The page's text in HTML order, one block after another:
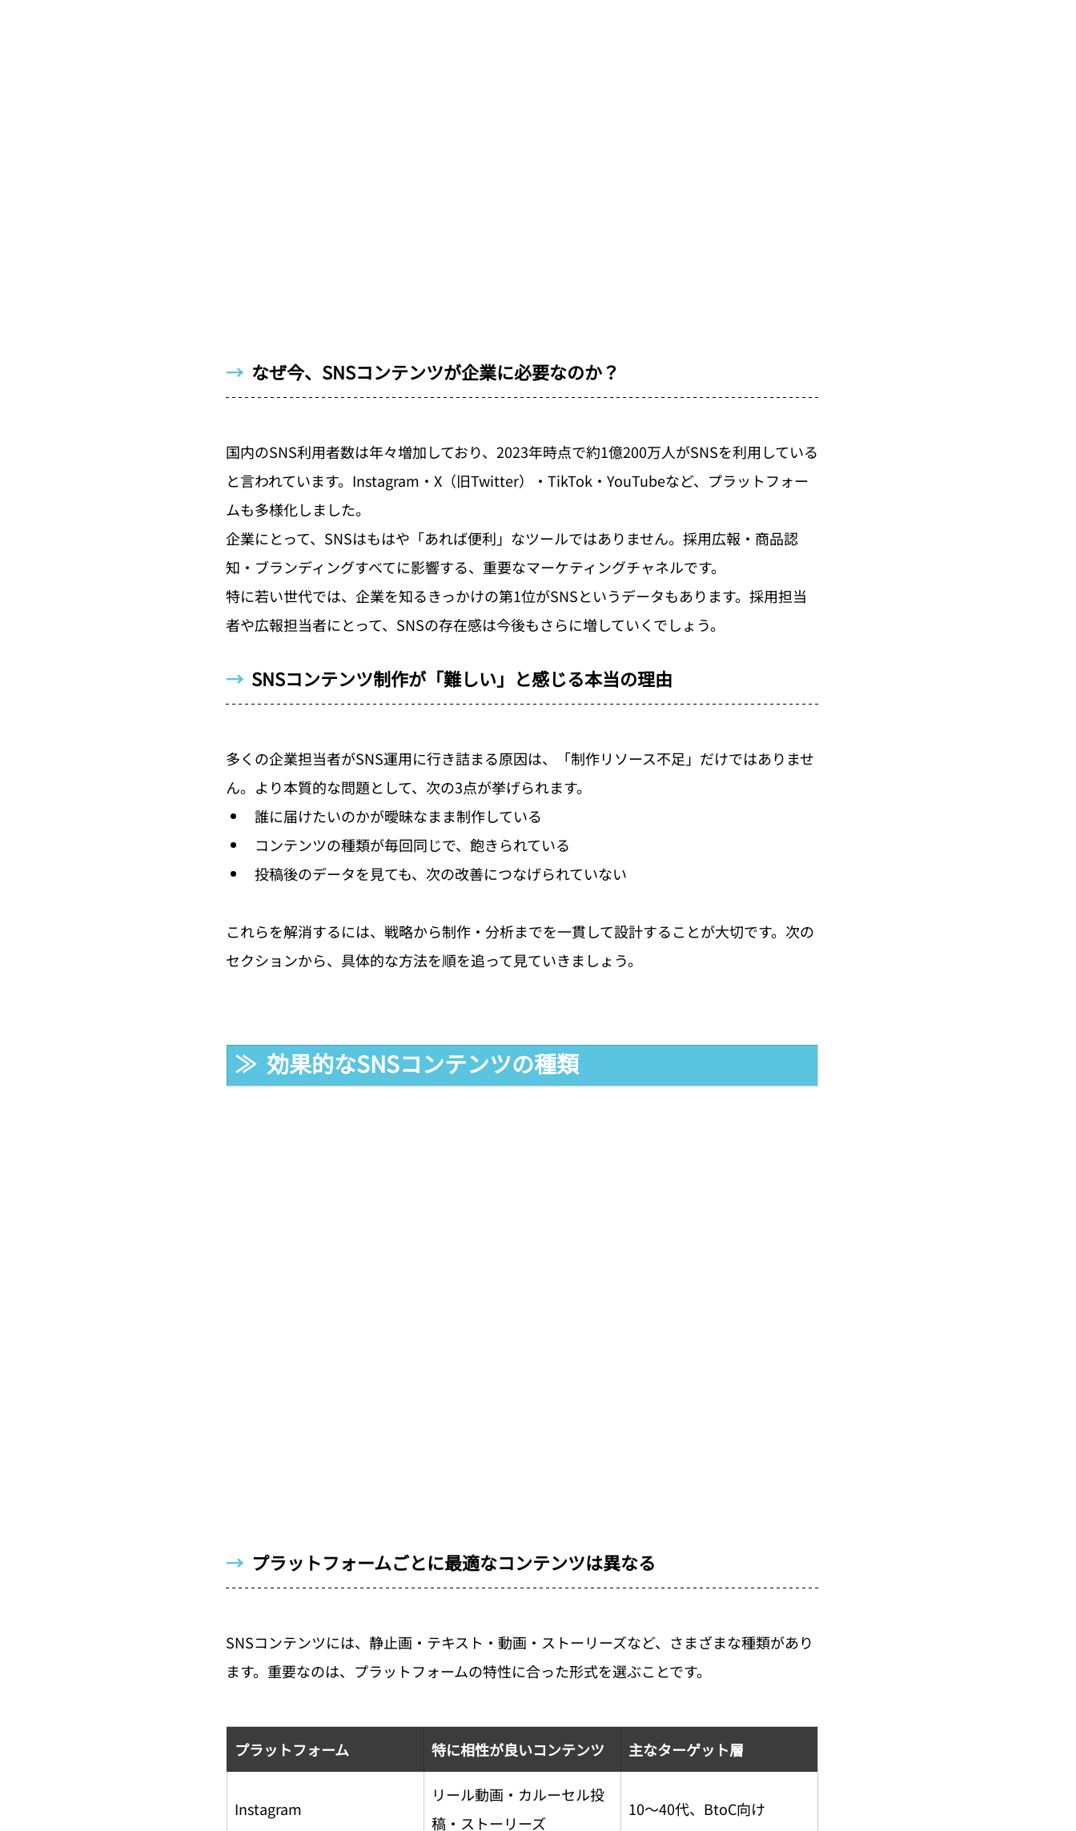
→ なぜ今、SNSコンテンツが企業に必要なのか？
国内のSNS利用者数は年々増加しており、2023年時点で約1億200万人がSNSを利用している
と言われています。Instagram・X（旧Twitter）・TikTok・YouTubeなど、プラットフォー
ムも多様化しました。
企業にとって、SNSはもはや「あれば便利」なツールではありません。採用広報・商品認
知・ブランディングすべてに影響する、重要なマーケティングチャネルです。
特に若い世代では、企業を知るきっかけの第1位がSNSというデータもあります。採用担当
者や広報担当者にとって、SNSの存在感は今後もさらに増していくでしょう。
→ SNSコンテンツ制作が「難しい」と感じる本当の理由
多くの企業担当者がSNS運用に行き詰まる原因は、「制作リソース不足」だけではありませ
ん。より本質的な問題として、次の3点が挙げられます。
誰に届けたいのかが曖昧なまま制作している
コンテンツの種類が毎回同じで、飽きられている
投稿後のデータを見ても、次の改善につなげられていない
これらを解消するには、戦略から制作・分析までを一貫して設計することが大切です。次の
セクションから、具体的な方法を順を追って見ていきましょう。
≫  効果的なSNSコンテンツの種類
→ プラットフォームごとに最適なコンテンツは異なる
SNSコンテンツには、静止画・テキスト・動画・ストーリーズなど、さまざまな種類があり
ます。重要なのは、プラットフォームの特性に合った形式を選ぶことです。
プラットフォーム 特に相性が良いコンテンツ 主なターゲット層
Instagram
リール動画・カルーセル投
稿・ストーリーズ
10〜40代、BtoC向け